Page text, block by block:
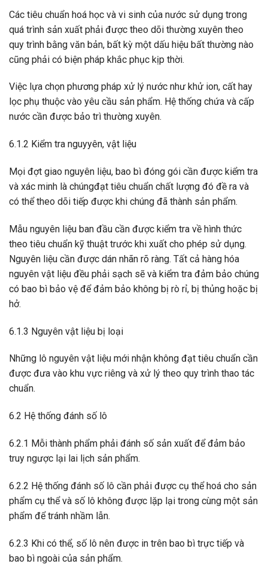
Các tiêu chuẩn hoá học và vi sinh của nước sử dụng trong
quá trình sản xuất phải được theo dõi thường xuyên theo
quy trình bằng văn bản, bất kỳ một dấu hiệu bất thường nào
cũng phải có biện pháp khắc phục kịp thời.
Việc lựa chọn phương pháp xử lý nước như khử ion, cất hay
lọc phụ thuộc vào yêu cầu sản phẩm. Hệ thống chứa và cấp
nước cần được bảo trì thường xuyên.
6.1.2 Kiểm tra nguyyên, vật liệu
Mọi đợt giao nguyên liệu, bao bì đóng gói cần được kiểm tra
và xác minh là chúngđạt tiêu chuẩn chất lượng đó đề ra và
có thể theo dõi tiếp được khi chúng đã thành sản phẩm.
Mẫu nguyên liệu ban đầu cần được kiểm tra về hình thức
theo tiêu chuẩn kỹ thuật trước khi xuất cho phép sử dụng.
Nguyên liệu cần được dán nhãn rõ ràng. Tất cả hàng hóa
nguyên vật liệu đều phải sạch sẽ và kiểm tra đảm bảo chúng
có bao bì bảo vệ để đảm bảo không bị rò rỉ, bị thủng hoặc bị
hở.
6.1.3 Nguyên vật liệu bị loại
Những lô nguyên vật liệu mới nhận không đạt tiêu chuẩn cần
được đưa vào khu vực riêng và xử lý theo quy trình thao tác
chuẩn.
6.2 Hệ thống đánh số lô
6.2.1 Mỗi thành phẩm phải đánh số sản xuất để đảm bảo
truy ngược lại lai lịch sản phẩm.
6.2.2 Hệ thống đánh số lô cần phải được cụ thể hoá cho sản
phẩm cụ thể và số lô không được lặp lại trong cùng một sản
phẩm để tránh nhầm lẫn.
6.2.3 Khi có thể, số lô nên được in trên bao bì trực tiếp và
bao bì ngoài của sản phẩm.